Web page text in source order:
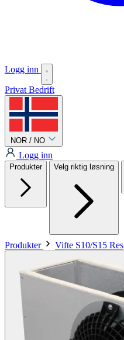
Logg inn
Privat Bedrift
NOR / NO
Logg inn
Produkter Velg riktig løsning
Produkter Vifte S10/S15 Res